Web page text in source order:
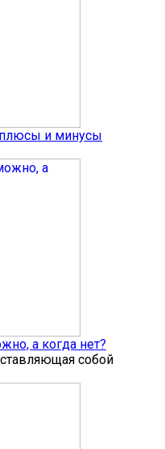
и минусы
а когда нет?
собой